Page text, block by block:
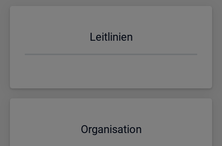
Leit­li­ni­en
Or­ga­ni­sa­ti­on